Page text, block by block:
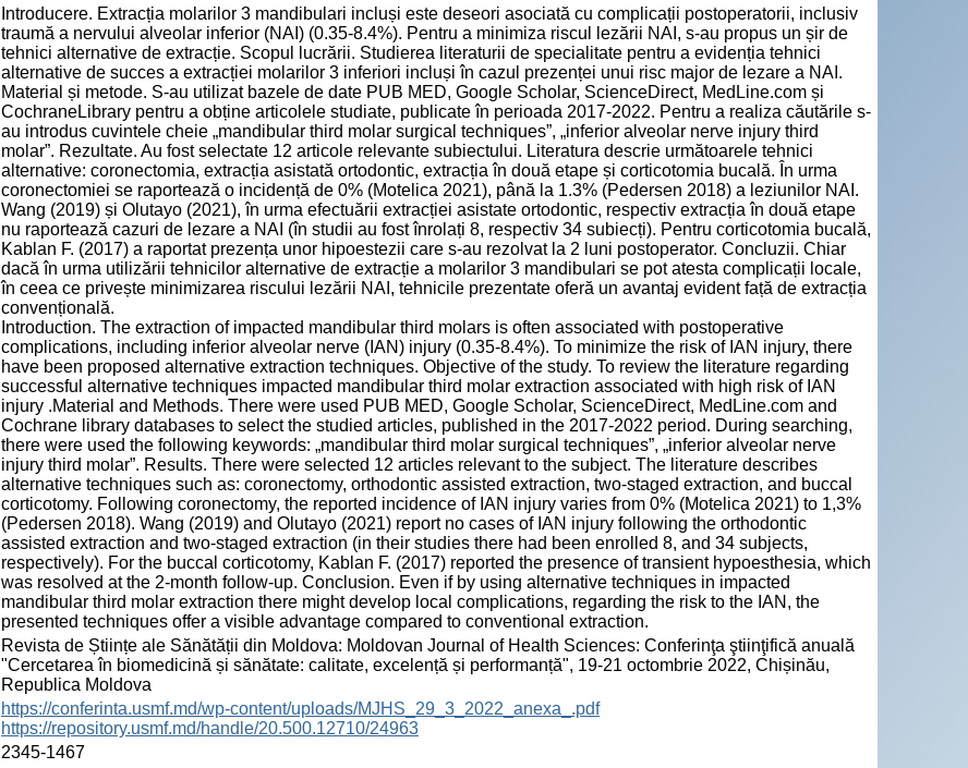
Introducere. Extracția molarilor 3 mandibulari incluși este deseori asociată cu complicații postoperatorii, inclusiv
traumă a nervului alveolar inferior (NAI) (0.35-8.4%). Pentru a minimiza riscul lezării NAI, s-au propus un șir de
tehnici alternative de extracție. Scopul lucrării. Studierea literaturii de specialitate pentru a evidenția tehnici
alternative de succes a extracției molarilor 3 inferiori incluși în cazul prezenței unui risc major de lezare a NAI.
Material și metode. S-au utilizat bazele de date PUB MED, Google Scholar, ScienceDirect, MedLine.com și
CochraneLibrary pentru a obține articolele studiate, publicate în perioada 2017-2022. Pentru a realiza căutările s-
au introdus cuvintele cheie „mandibular third molar surgical techniques”, „inferior alveolar nerve injury third
molar”. Rezultate. Au fost selectate 12 articole relevante subiectului. Literatura descrie următoarele tehnici
alternative: coronectomia, extracția asistată ortodontic, extracția în două etape și corticotomia bucală. În urma
coronectomiei se raportează o incidență de 0% (Motelica 2021), până la 1.3% (Pedersen 2018) a leziunilor NAI.
Wang (2019) și Olutayo (2021), în urma efectuării extracției asistate ortodontic, respectiv extracția în două etape
nu raportează cazuri de lezare a NAI (în studii au fost înrolați 8, respectiv 34 subiecți). Pentru corticotomia bucală,
Kablan F. (2017) a raportat prezența unor hipoestezii care s-au rezolvat la 2 luni postoperator. Concluzii. Chiar
dacă în urma utilizării tehnicilor alternative de extracție a molarilor 3 mandibulari se pot atesta complicații locale,
în ceea ce privește minimizarea riscului lezării NAI, tehnicile prezentate oferă un avantaj evident față de extracția
convențională.
Introduction. The extraction of impacted mandibular third molars is often associated with postoperative
complications, including inferior alveolar nerve (IAN) injury (0.35-8.4%). To minimize the risk of IAN injury, there
have been proposed alternative extraction techniques. Objective of the study. To review the literature regarding
successful alternative techniques impacted mandibular third molar extraction associated with high risk of IAN
injury .Material and Methods. There were used PUB MED, Google Scholar, ScienceDirect, MedLine.com and
Cochrane library databases to select the studied articles, published in the 2017-2022 period. During searching,
there were used the following keywords: „mandibular third molar surgical techniques”, „inferior alveolar nerve
injury third molar”. Results. There were selected 12 articles relevant to the subject. The literature describes
alternative techniques such as: coronectomy, orthodontic assisted extraction, two-staged extraction, and buccal
corticotomy. Following coronectomy, the reported incidence of IAN injury varies from 0% (Motelica 2021) to 1,3%
(Pedersen 2018). Wang (2019) and Olutayo (2021) report no cases of IAN injury following the orthodontic
assisted extraction and two-staged extraction (in their studies there had been enrolled 8, and 34 subjects,
respectively). For the buccal corticotomy, Kablan F. (2017) reported the presence of transient hypoesthesia, which
was resolved at the 2-month follow-up. Conclusion. Even if by using alternative techniques in impacted
mandibular third molar extraction there might develop local complications, regarding the risk to the IAN, the
presented techniques offer a visible advantage compared to conventional extraction.
Revista de Științe ale Sănătății din Moldova: Moldovan Journal of Health Sciences: Conferinţa ştiinţifică anuală
"Cercetarea în biomedicină și sănătate: calitate, excelență și performanță", 19-21 octombrie 2022, Chișinău,
Republica Moldova
https://conferinta.usmf.md/wp-content/uploads/MJHS_29_3_2022_anexa_.pdf
https://repository.usmf.md/handle/20.500.12710/24963
2345-1467